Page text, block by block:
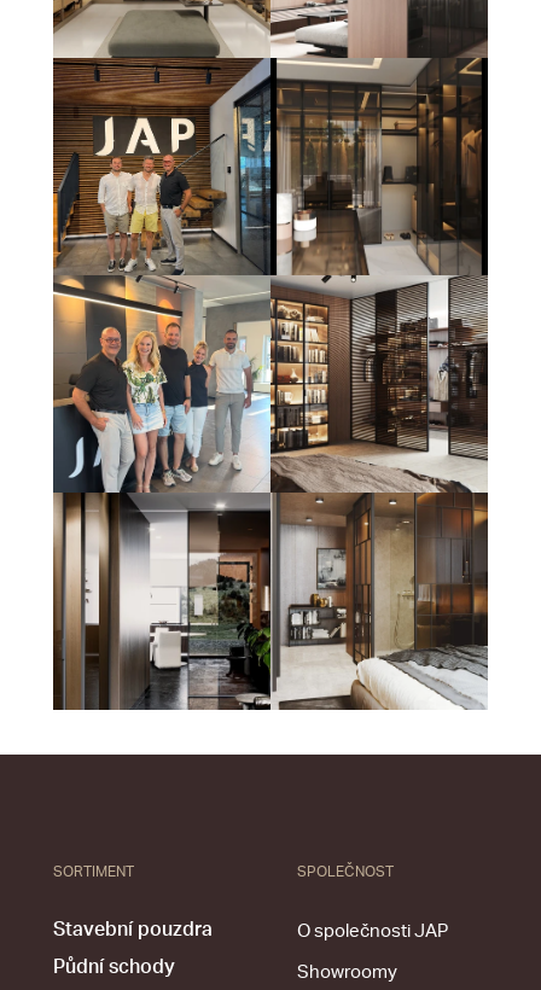
SORTIMENT
Stavební pouzdra
Půdní schody
SPOLEČNOST
O společnosti JAP
Showroomy